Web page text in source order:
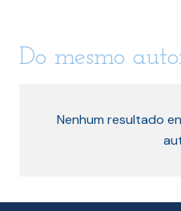
Do mesmo
Nenhum resultado